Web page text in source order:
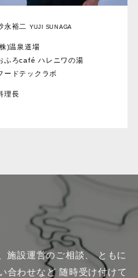
永裕二 YUJI SUNAGA
)温泉道場
ふろcafé ハレニワの湯
ードテックラボ
理長
施設運営のご相談、ともに
合わせなど 随時受け付けて